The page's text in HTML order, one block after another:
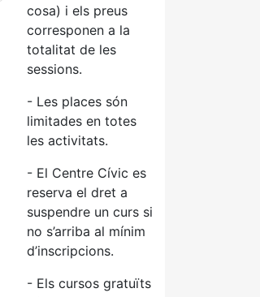
cosa) i els preus
corresponen a la
totalitat de les
sessions.
- Les places són
limitades en totes
les activitats.
- El Centre Cívic es
reserva el dret a
suspendre un curs si
no s’arriba al mínim
d’inscripcions.
- Els cursos gratuïts